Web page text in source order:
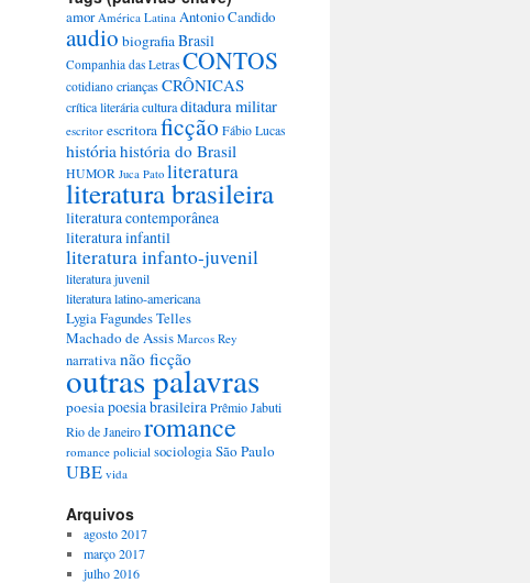
amor América Latina Antonio Candido
audio biografiaBrasil
Companhia das Letras CONTOS
cotidiano criançasCRÔNICAS
crítica literáriaculturaditadura militar
escritor escritoraficção Fábio Lucas
históriahistória do Brasil
HUMOR Juca Pato literatura
literatura brasileira
literatura contemporânea
literatura infantil
literatura infanto-juvenil
literatura juvenil
literatura latino-americana
Lygia Fagundes Telles
Machado de Assis Marcos Rey
narrativanão ficção
outras palavras
poesiapoesia brasileiraPrêmio Jabuti
Rio de Janeiroromance
romance policial sociologiaSão Paulo
UBE vida
Arquivos
agosto 2017
março 2017
julho 2016